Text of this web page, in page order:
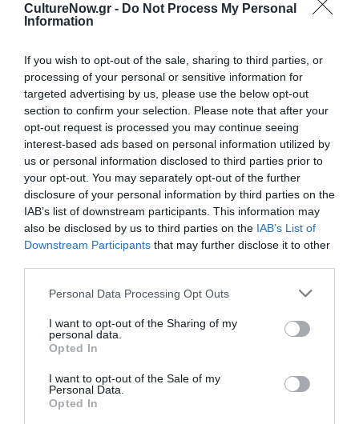
CultureNow.gr - Do Not Process My Personal
Information
If you wish to opt-out of the sale, sharing to third parties, or
processing of your personal or sensitive information for
targeted advertising by us, please use the below opt-out
section to confirm your selection. Please note that after your
opt-out request is processed you may continue seeing
interest-based ads based on personal information utilized by
us or personal information disclosed to third parties prior to
your opt-out. You may separately opt-out of the further
disclosure of your personal information by third parties on the
IAB’s list of downstream participants. This information may
also be disclosed by us to third parties on the IAB’s List of
Downstream Participants that may further disclose it to other
Personal Data Processing Opt Outs
I want to opt-out of the Sharing of my
personal data.
Opted In
I want to opt-out of the Sale of my
Personal Data.
Opted In
Από: 09/01/2023
Ώρες λειτουργίας: Δευτέρα-Παρασκευή (εκτός
Τετάρτης), 5 - 9 μ.μ. | Σάββατο, 12 - 4 μ.μ.
Τοποθεσία:
Ελληνογαλλικός Σύνδεσμος, Πλ. Κολωνακίου 2 (4ος
όροφος), Αθήνα
Ελληνογαλλικός Σύνδεσμος
Eισιτήρια:
Πληροφορίες / Κρατήσεις:
Τηλ.: 2103606231
μάθετε πρώτοι όλες τις ειδήσεις